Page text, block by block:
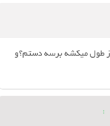
طول میکشه برسه دستم؟و
: